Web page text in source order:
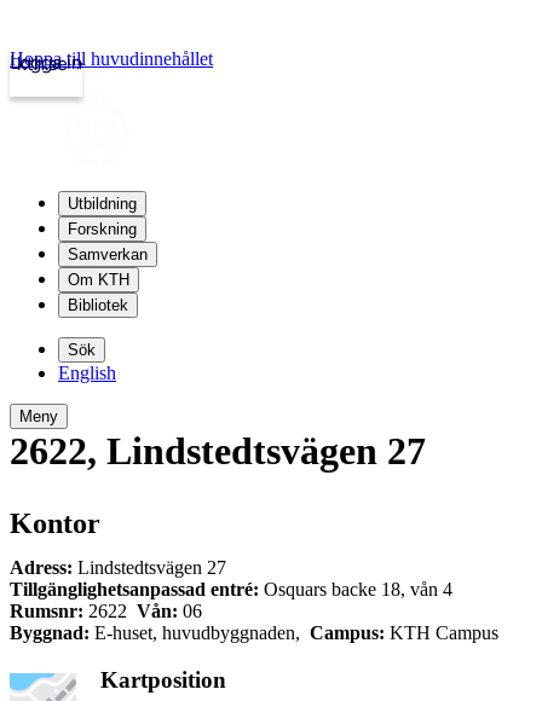
kth.se
Logga in
Hoppa till huvudinnehållet
Utbildning
Forskning
Samverkan
Om KTH
Bibliotek
Sök
English
Meny
2622, Lindstedtsvägen 27
Kontor
Adress: Lindstedtsvägen 27
Tillgänglighetsanpassad entré: Osquars backe 18, vån 4
Rumsnr: 2622 Vån: 06
Byggnad: E-huset, huvudbyggnaden, Campus: KTH Campus
Kartposition